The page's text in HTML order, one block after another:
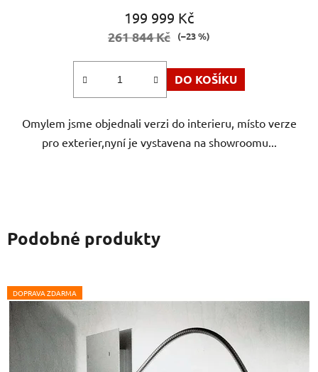
199 999 Kč
261 844 Kč (–23 %)
DO KOŠÍKU
Omylem jsme objednali verzi do interieru, místo verze
pro exterier,nyní je vystavena na showroomu...
Podobné produkty
DOPRAVA ZDARMA